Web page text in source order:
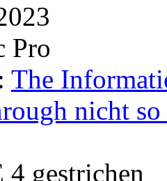
Pro
The
nicht
4 gestrichen